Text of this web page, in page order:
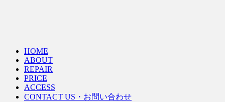
HOME
ABOUT
REPAIR
PRICE
ACCESS
CONTACT US・お問い合わせ